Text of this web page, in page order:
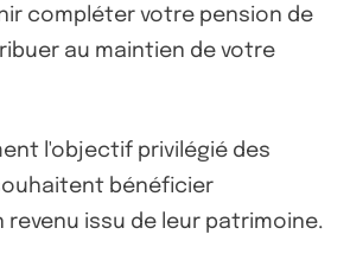
compléter votre pension de
au maintien de votre
l'objectif privilégié des
bénéficier
revenu issu de leur patrimoine.